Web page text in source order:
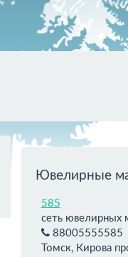
Ювелирные
585
сеть ювелирных
88005555585
Томск, Кирова